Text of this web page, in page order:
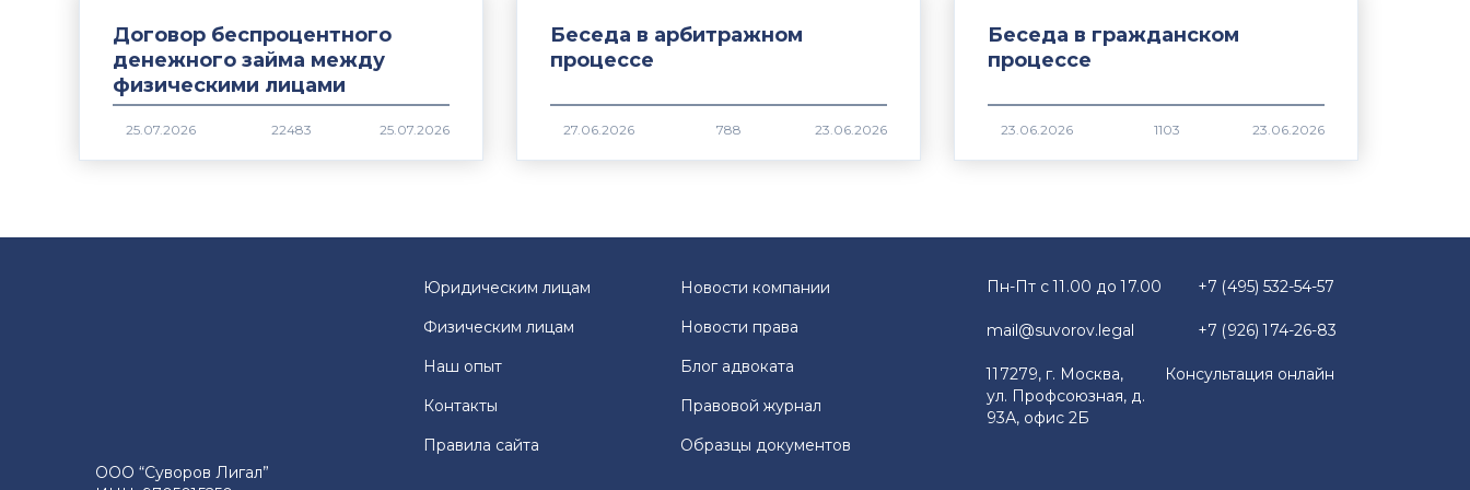
Договор беспроцентного
денежного займа между
физическими лицами
22483
Беседа в арбитражном
процессе
788
Беседа в гражданском
процессе
1103
ООО “Суворов Лигал”
Юридическим лицам
Новости компании
Физическим лицам
Новости права
Наш опыт
Блог адвоката
Контакты
Правовой журнал
Правила сайта
Образцы документов
Пн-Пт с 11.00 до 17.00
mail@suvorov.legal
117279, г. Москва,
ул. Профсоюзная, д.
93А, офис 2Б
+7 (495) 532-54-57
+7 (926) 174-26-83
Консультация онлайн